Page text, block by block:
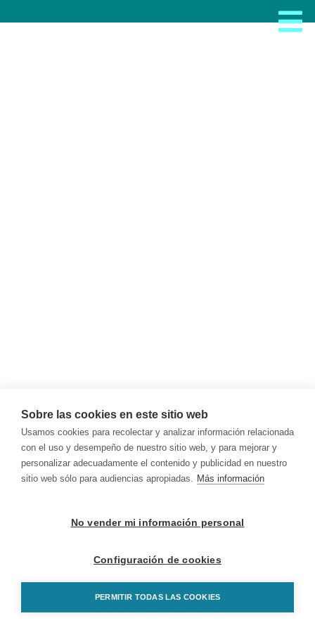
Sobre las cookies en este sitio web
Usamos cookies para recolectar y analizar información relacionada
con el uso y desempeño de nuestro sitio web, y para mejorar y
personalizar adecuadamente el contenido y publicidad en nuestro
sitio web sólo para audiencias apropiadas. Más información
No vender mi información personal
Configuración de cookies
PERMITIR TODAS LAS COOKIES